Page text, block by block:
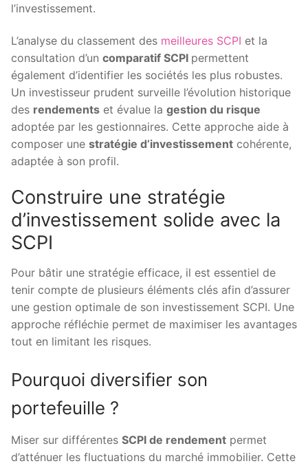
l’investissement.
L’analyse du classement des meilleures SCPI et la
consultation d’un comparatif SCPI permettent
également d’identifier les sociétés les plus robustes.
Un investisseur prudent surveille l’évolution historique
des rendements et évalue la gestion du risque
adoptée par les gestionnaires. Cette approche aide à
composer une stratégie d’investissement cohérente,
adaptée à son profil.
Construire une stratégie
d’investissement solide avec la
SCPI
Pour bâtir une stratégie efficace, il est essentiel de
tenir compte de plusieurs éléments clés afin d’assurer
une gestion optimale de son investissement SCPI. Une
approche réfléchie permet de maximiser les avantages
tout en limitant les risques.
Pourquoi diversifier son
portefeuille ?
Miser sur différentes SCPI de rendement permet
d’atténuer les fluctuations du marché immobilier. Cette